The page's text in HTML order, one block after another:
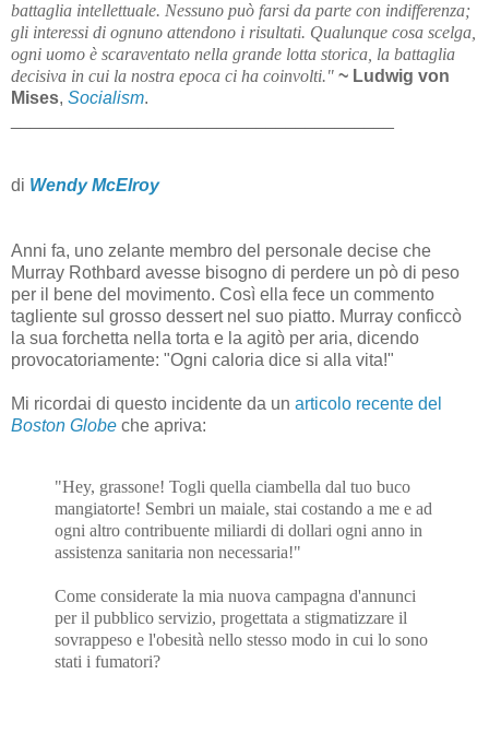
battaglia intellettuale. Nessuno può farsi da parte con indifferenza;
gli interessi di ognuno attendono i risultati. Qualunque cosa scelga,
ogni uomo è scaraventato nella grande lotta storica, la battaglia
decisiva in cui la nostra epoca ci ha coinvolti." ~ Ludwig von
Mises, Socialism.
di Wendy McElroy
Anni fa, uno zelante membro del personale decise che
Murray Rothbard avesse bisogno di perdere un pò di peso
per il bene del movimento. Così ella fece un commento
tagliente sul grosso dessert nel suo piatto. Murray conficcò
la sua forchetta nella torta e la agitò per aria, dicendo
provocatoriamente: "Ogni caloria dice si alla vita!"
Mi ricordai di questo incidente da un articolo recente del
Boston Globe che apriva:
"Hey, grassone! Togli quella ciambella dal tuo buco
mangiatorte! Sembri un maiale, stai costando a me e ad
ogni altro contribuente miliardi di dollari ogni anno in
assistenza sanitaria non necessaria!"
Come considerate la mia nuova campagna d'annunci
per il pubblico servizio, progettata a stigmatizzare il
sovrappeso e l'obesità nello stesso modo in cui lo sono
stati i fumatori?